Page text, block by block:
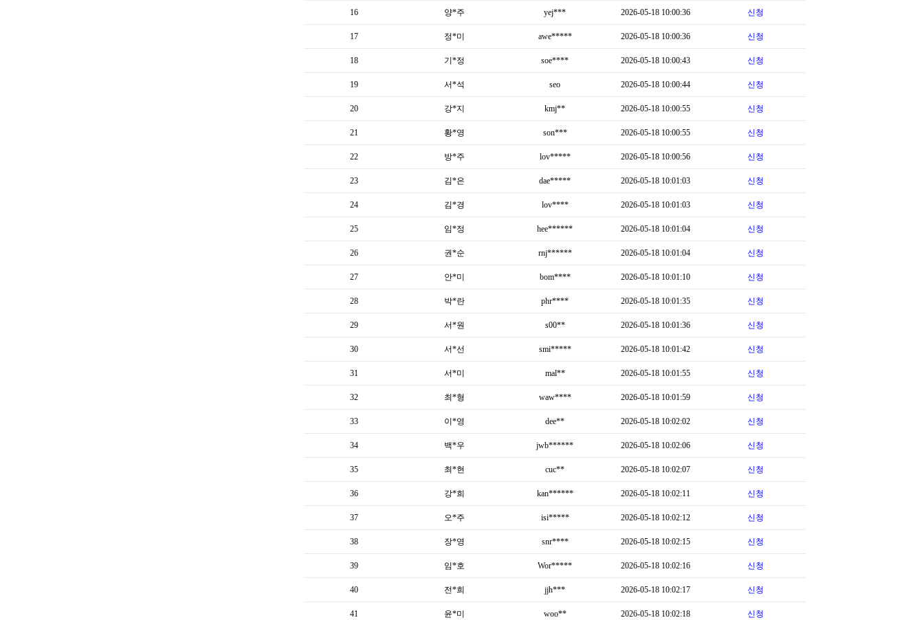
16 양*주 yej*** 2026-05-18 10:00:36 신청
17 정*미 awe***** 2026-05-18 10:00:36 신청
18 기*정 soe**** 2026-05-18 10:00:43 신청
19 서*석 seo 2026-05-18 10:00:44 신청
20 강*지 kmj** 2026-05-18 10:00:55 신청
21 황*영 son*** 2026-05-18 10:00:55 신청
22 방*주 lov***** 2026-05-18 10:00:56 신청
23 김*은 dae***** 2026-05-18 10:01:03 신청
24 김*경 lov**** 2026-05-18 10:01:03 신청
25 임*정 hee****** 2026-05-18 10:01:04 신청
26 권*순 rnj****** 2026-05-18 10:01:04 신청
27 안*미 bom**** 2026-05-18 10:01:10 신청
28 박*란 phr**** 2026-05-18 10:01:35 신청
29 서*원 s00** 2026-05-18 10:01:36 신청
30 서*선 smi***** 2026-05-18 10:01:42 신청
31 서*미 mal** 2026-05-18 10:01:55 신청
32 최*형 waw**** 2026-05-18 10:01:59 신청
33 이*영 dee** 2026-05-18 10:02:02 신청
34 백*우 jwb****** 2026-05-18 10:02:06 신청
35 최*현 cuc** 2026-05-18 10:02:07 신청
36 강*희 kan****** 2026-05-18 10:02:11 신청
37 오*주 isi***** 2026-05-18 10:02:12 신청
38 장*영 snr**** 2026-05-18 10:02:15 신청
39 임*호 Wor***** 2026-05-18 10:02:16 신청
40 전*희 jjh*** 2026-05-18 10:02:17 신청
41 윤*미 woo** 2026-05-18 10:02:18 신청